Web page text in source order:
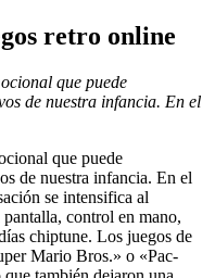
retro online
que puede
de nuestra infancia. En el
que puede
de nuestra infancia. En el
se intensifica al
pantalla, control en mano,
chiptune. Los juegos de
Mario Bros.» o «Pac-